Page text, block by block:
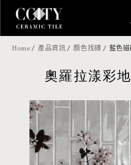
Home 產品資訊 顏色找磚 藍色磁
奧羅拉漾彩